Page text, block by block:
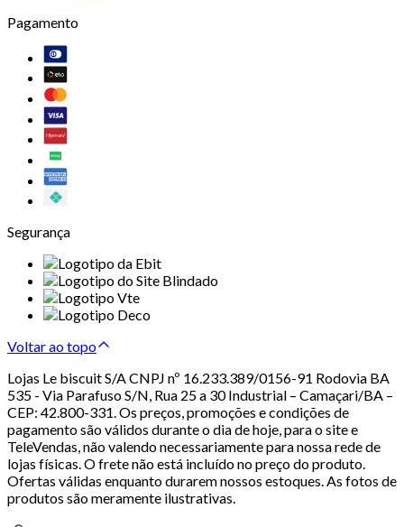
Pagamento
Segurança
Voltar ao topo
Lojas Le biscuit S/A CNPJ nº 16.233.389/0156-91 Rodovia BA
535 - Via Parafuso S/N, Rua 25 a 30 Industrial – Camaçari/BA –
CEP: 42.800-331. Os preços, promoções e condições de
pagamento são válidos durante o dia de hoje, para o site e
TeleVendas, não valendo necessariamente para nossa rede de
lojas físicas. O frete não está incluído no preço do produto.
Ofertas válidas enquanto durarem nossos estoques. As fotos de
produtos são meramente ilustrativas.